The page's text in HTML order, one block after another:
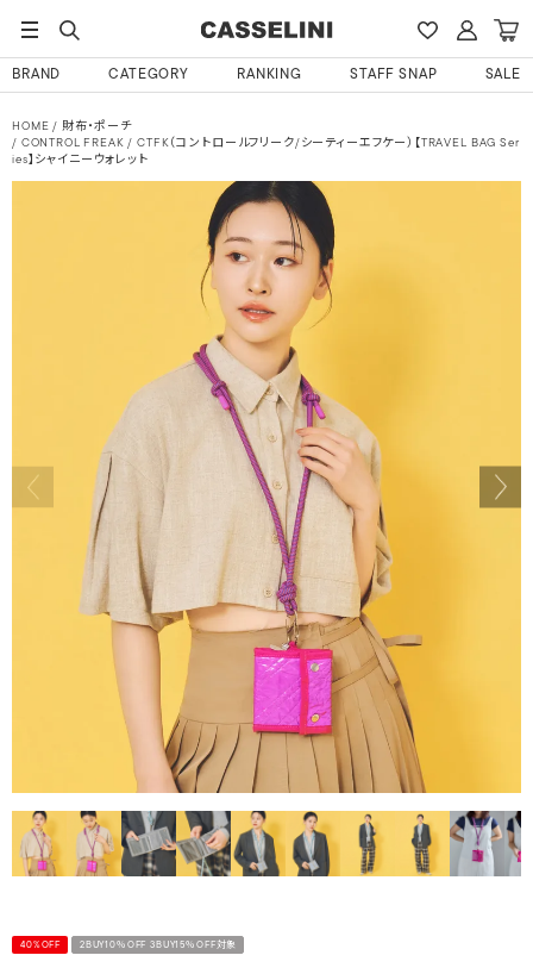
BRAND CATEGORY RANKING STAFF SNAP SALE
HOME
財布・ポーチ
CONTROL FREAK / CTFK（コントロールフリーク/シーティーエフケー）【TRAVEL BAG Ser
ies】シャイニーウォレット
40%OFF 2BUY10％OFF 3BUY15％OFF対象